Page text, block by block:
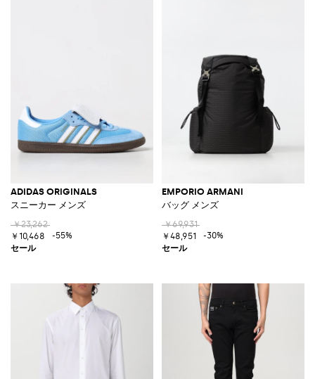
ADIDAS ORIGINALS
スニーカー メンズ
￥23,262
￥10,468
-55%
EMPORIO ARMANI
バッグ メンズ
￥69,931
￥48,951
-30%